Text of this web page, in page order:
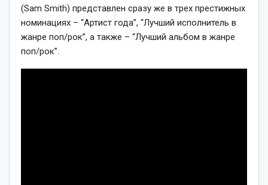
(Sam Smith) представлен сразу же в трех престижных
номинациях – “Артист года”, “Лучший исполнитель в
жанре поп/рок”, а также – “Лучший альбом в жанре
поп/рок”.